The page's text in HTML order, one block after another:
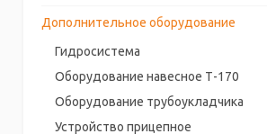
Дополнительное оборудование
Гидросистема
Оборудование навесное Т-170
Оборудование трубоукладчика
Устройство прицепное